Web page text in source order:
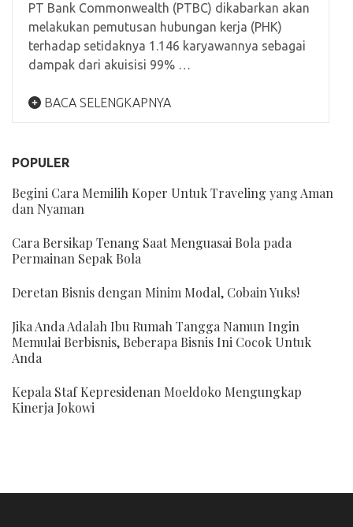
PT Bank Commonwealth (PTBC) dikabarkan akan
melakukan pemutusan hubungan kerja (PHK)
terhadap setidaknya 1.146 karyawannya sebagai
dampak dari akuisisi 99% …
BACA SELENGKAPNYA
POPULER
Begini Cara Memilih Koper Untuk Traveling yang Aman
dan Nyaman
Cara Bersikap Tenang Saat Menguasai Bola pada
Permainan Sepak Bola
Deretan Bisnis dengan Minim Modal, Cobain Yuks!
Jika Anda Adalah Ibu Rumah Tangga Namun Ingin
Memulai Berbisnis, Beberapa Bisnis Ini Cocok Untuk
Anda
Kepala Staf Kepresidenan Moeldoko Mengungkap
Kinerja Jokowi